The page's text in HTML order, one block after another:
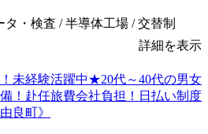
タ・検査 / 半導体工場 / 交替制
詳細を表示